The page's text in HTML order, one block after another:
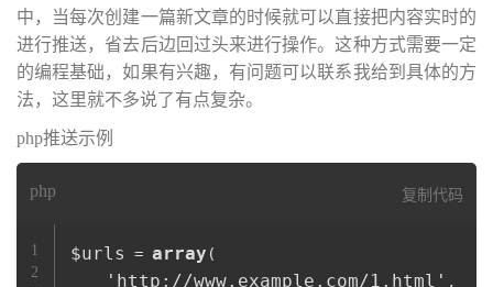
中，当每次创建一篇新文章的时候就可以直接把内容实时的
进行推送，省去后边回过头来进行操作。这种方式需要一定
的编程基础，如果有兴趣，有问题可以联系我给到具体的方
法，这里就不多说了有点复杂。
php推送示例
php 复制代码
1
2
$urls = array (
'http://www.example.com/1.html' ,